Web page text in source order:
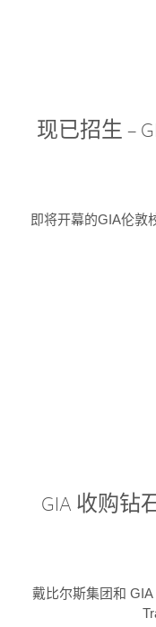
现已招生 –
即将开幕的GIA伦敦
GIA 收购钻
戴比尔斯集团和